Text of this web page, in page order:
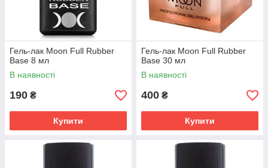
Гель-лак Moon Full Rubber
Base 8 мл
В наявності
190 ₴
Купити
Гель-лак Moon Full Rubber
Base 30 мл
В наявності
400 ₴
Купити